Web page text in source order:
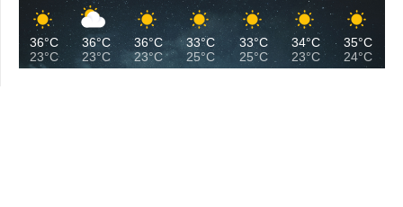
36°C
23°C
36°C
23°C
36°C
23°C
33°C
25°C
33°C
25°C
34°C
23°C
35°C
24°C